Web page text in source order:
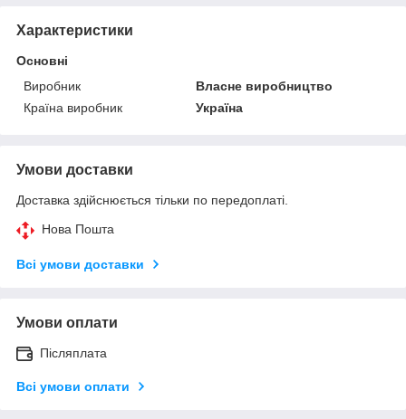
Характеристики
Основні
Виробник
Власне виробництво
Країна виробник
Україна
Умови доставки
Доставка здійснюється тільки по передоплаті.
Нова Пошта
Всі умови доставки
Умови оплати
Післяплата
Всі умови оплати